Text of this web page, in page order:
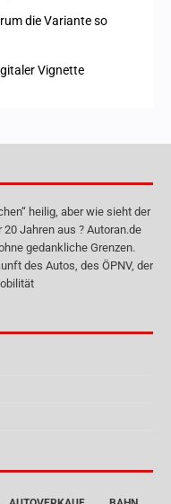
die Variante so
Vignette
heilig, aber wie sieht der
Jahren aus ? Autoran.de
gedankliche Grenzen.
des Autos, des ÖPNV, der